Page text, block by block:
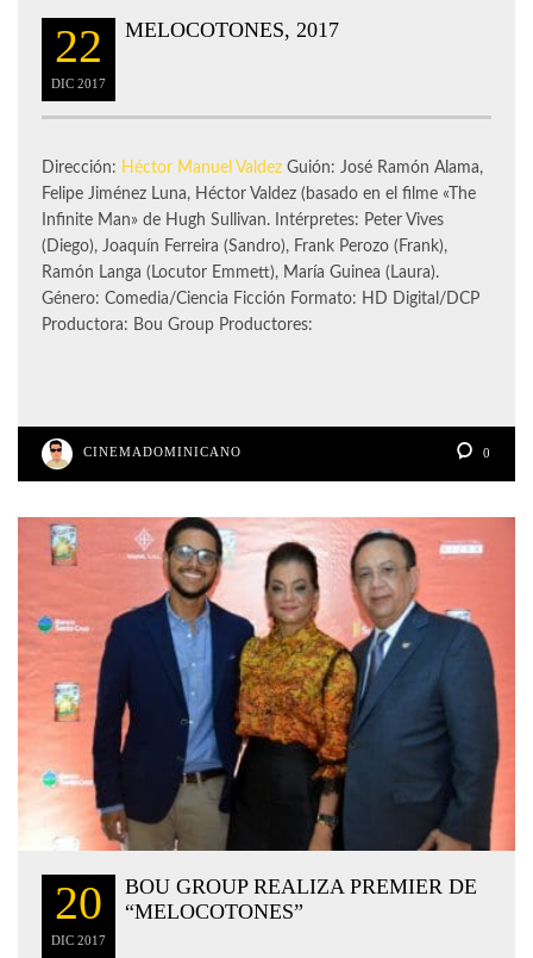
22
DIC 2017
MELOCOTONES, 2017
Dirección: Héctor Manuel Valdez Guión: José Ramón Alama,
Felipe Jiménez Luna, Héctor Valdez (basado en el filme «The
Infinite Man» de Hugh Sullivan. Intérpretes: Peter Vives
(Diego), Joaquín Ferreira (Sandro), Frank Perozo (Frank),
Ramón Langa (Locutor Emmett), María Guinea (Laura).
Género: Comedia/Ciencia Ficción Formato: HD Digital/DCP
Productora: Bou Group Productores:
CINEMADOMINICANO 0
20
DIC 2017
BOU GROUP REALIZA PREMIER DE
“MELOCOTONES”